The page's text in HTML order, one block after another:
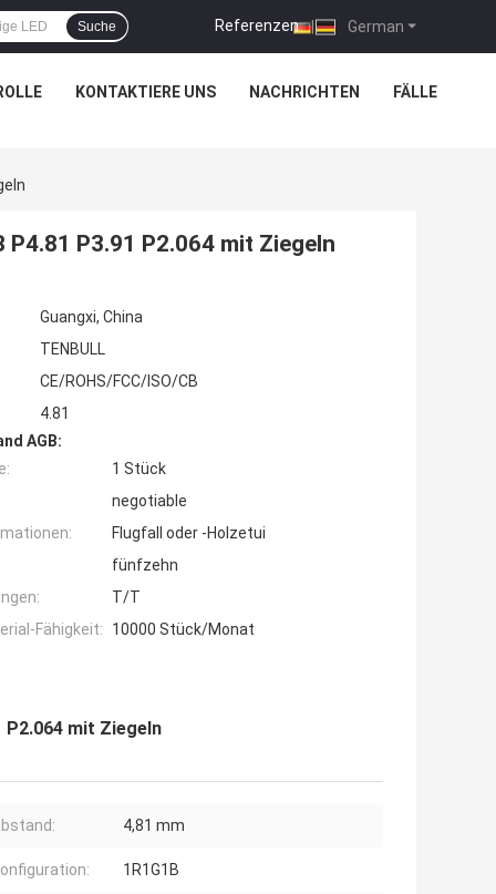
German
Referenzen |
Suche
KONTAKTIERE UNS NACHRICHTEN FÄLLE
P3.91 P2.064 mit Ziegeln
Guangxi, China
TENBULL
CE/ROHS/FCC/ISO/CB
4.81
AGB:
1 Stück
negotiable
Flugfall oder -Holzetui
fünfzehn
T/T
Fähigkeit:
10000 Stück/Monat
P2.064 mit Ziegeln
4,81 mm
1R1G1B